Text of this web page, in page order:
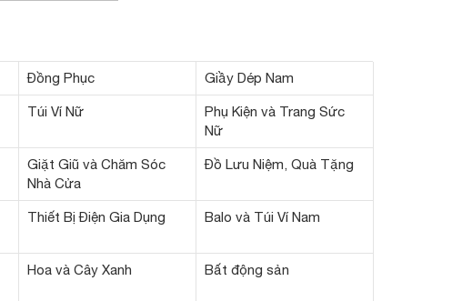
Đồng Phục Giầy Dép Nam
Túi Ví Nữ
Phụ Kiện và Trang Sức
Nữ
Giặt Giũ và Chăm Sóc
Nhà Cửa
Đồ Lưu Niệm, Quà Tặng
Thiết Bị Điện Gia Dụng Balo và Túi Ví Nam
Hoa và Cây Xanh Bất động sản